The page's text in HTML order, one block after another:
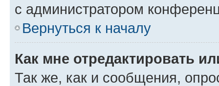
с администратором
Вернуться к началу
Как мне отредактировать
Так же, как и сообщения,